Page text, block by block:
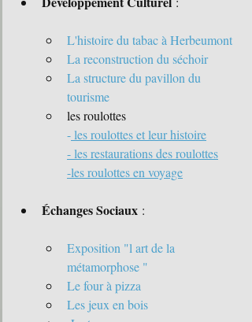
L'histoire du tabac à Herbeumont
La reconstruction du séchoir
La structure du pavillon du
tourisme
les roulottes
- les roulottes et leur histoire
- les restaurations des roulottes
-les roulottes en voyage
Échanges Sociaux :
Exposition "l art de la
métamorphose "
Le four à pizza
Les jeux en bois